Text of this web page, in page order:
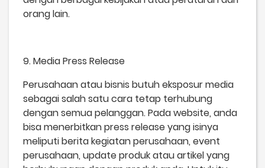
orang lain.
9. Media Press Release
Perusahaan atau bisnis butuh eksposur media
sebagai salah satu cara tetap terhubung
dengan semua pelanggan. Pada website, anda
bisa menerbitkan press release yang isinya
meliputi berita kegiatan perusahaan, event
perusahaan, update produk atau artikel yang